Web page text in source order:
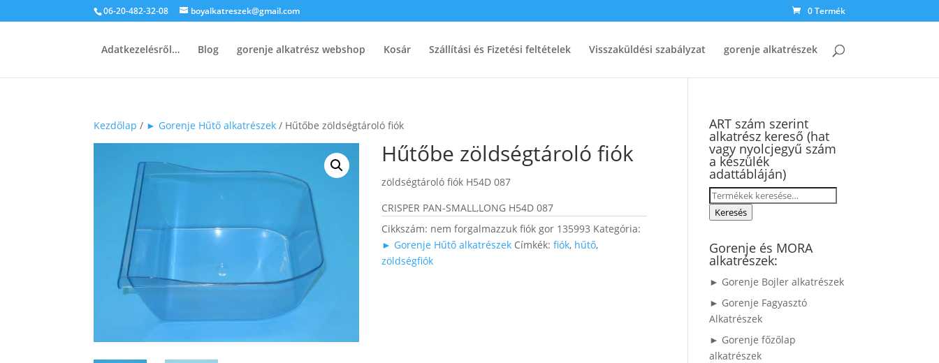
06-20-482-32-08 boyalkatreszek@gmail.com 0 Termék
Adatkezelésről… Blog gorenje alkatrész webshop Kosár Szállítási és Fizetési feltételek Visszaküldési szabályzat gorenje alkatrészek
Kezdőlap / ► Gorenje Hűtő alkatrészek / Hűtőbe zöldségtároló fiók
Hűtőbe zöldségtároló fiók
zöldségtároló fiók H54D 087
CRISPER PAN-SMALL,LONG H54D 087
Cikkszám: nem forgalmazzuk fiók gor 135993 Kategória:
► Gorenje Hűtő alkatrészek Címkék:fiók, hűtő,
zöldségfiók
ART szám szerint
alkatrész kereső (hat
vagy nyolcjegyű szám
a készülék
adattábláján)
Keresés
a Keresés
Gorenje és MORA
alkatrészek:
► Gorenje Bojler alkatrészek
► Gorenje Fagyasztó
Alkatrészek
► Gorenje főzőlap
alkatrészek